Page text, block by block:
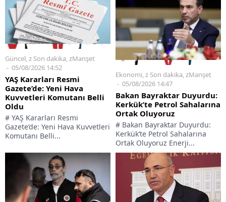
Güncel,z Son dakika,zManşet
05/08/2026 14:52
YAŞ Kararları Resmi
Gazete’de: Yeni Hava
Kuvvetleri Komutanı Belli
Oldu
# YAŞ Kararları Resmi
Gazete’de: Yeni Hava Kuvvetleri
Komutanı Belli...
Ekonomi,z Son dakika,zManşet
05/08/2026 14:47
Bakan Bayraktar Duyurdu:
Kerkük’te Petrol Sahalarına
Ortak Oluyoruz
# Bakan Bayraktar Duyurdu:
Kerkük’te Petrol Sahalarına
Ortak Oluyoruz Enerji...